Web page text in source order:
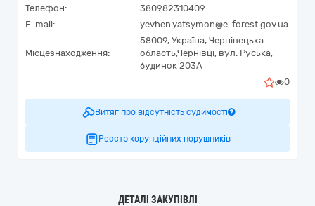
Телефон:
380982310409
E-mail:
yevhen.yatsymon@e-forest.gov.ua
Місцезнаходження:
58009, Україна, Чернівецька
область,Чернівці, вул. Руська,
будинок 203А
0
Витяг про відсутність судимості
Реєстр корупційних порушників
ДЕТАЛІ ЗАКУПІВЛІ